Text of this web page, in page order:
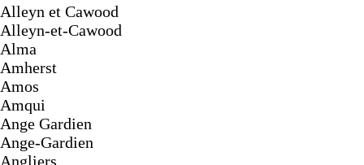
Alleyn et Cawood
Alleyn-et-Cawood
Alma
Amherst
Amos
Amqui
Ange Gardien
Ange-Gardien
Angliers